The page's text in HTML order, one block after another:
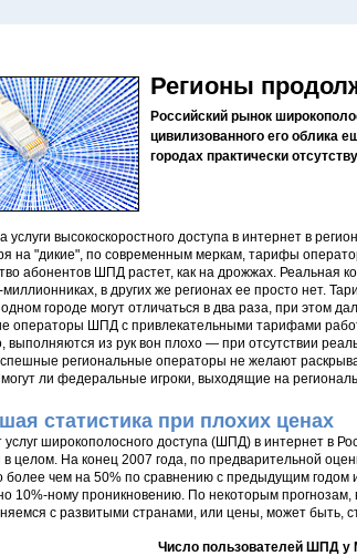
Регионы
Российский рынок
цивилизованного его облика
городах практически
услуги высокоскоростного доступа в интернет в
на "дикие", по современным меркам, тарифы
абонентов ШПД растет, как на дрожжах. Реальная
миллионниках, в других же регионах ее просто нет.
одном городе могут отличаться в два раза, при этом
операторы ШПД с привлекательными тарифами
выполняются из рук вон плохо — при отсутствии
региональные операторы не желают
ли федеральные игроки, выходящие на
статистика при плохих ценах
услуг широкополосного доступа (ШПД) в интернет в
в целом. На конец 2007 года, по предварительной
более чем на 50% по сравнению с предыдущим годом
10%-ному проникновению. По некоторым прогнозам,
с развитыми странами, или цены, может быть,
Число пользователей ШПД у